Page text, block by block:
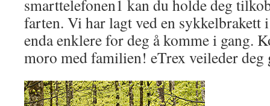
smarttelefonen1 kan du holde deg
farten. Vi har lagt ved en sykkelbrakett
enda enklere for deg å komme i gang.
moro med familien! eTrex veileder deg